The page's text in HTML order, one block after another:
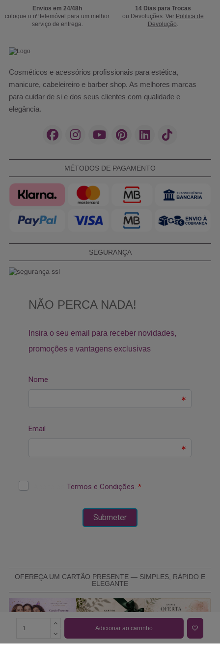
Adicionar ao carrinho
Envios em 24/48h
coloque o nº telemóvel para um melhor
serviço de entrega.
14 Dias para Trocas
ou Devoluções. Ver Politica de
Devolução.
Cosméticos e acessórios profissionais para estética,
manicure, cabeleireiro e barber shop. As melhores marcas
para cuidar de si e dos seus clientes com qualidade e
elegância.
MÉTODOS DE PAGAMENTO
SEGURANÇA
OFEREÇA UM CARTÃO PRESENTE — SIMPLES, RÁPIDO E
ELEGANTE